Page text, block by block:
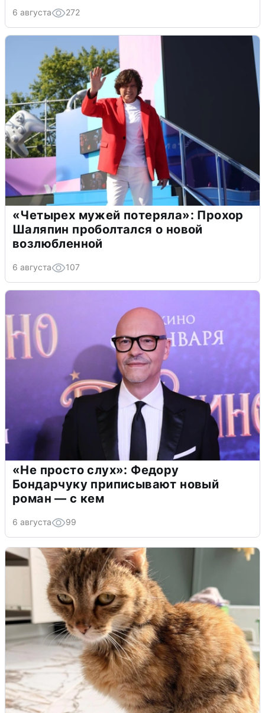
6 августа 272
«Четырех мужей потеряла»: Прохор
Шаляпин проболтался о новой
возлюбленной
6 августа 107
«Не просто слух»: Федору
Бондарчуку приписывают новый
роман — с кем
6 августа 99